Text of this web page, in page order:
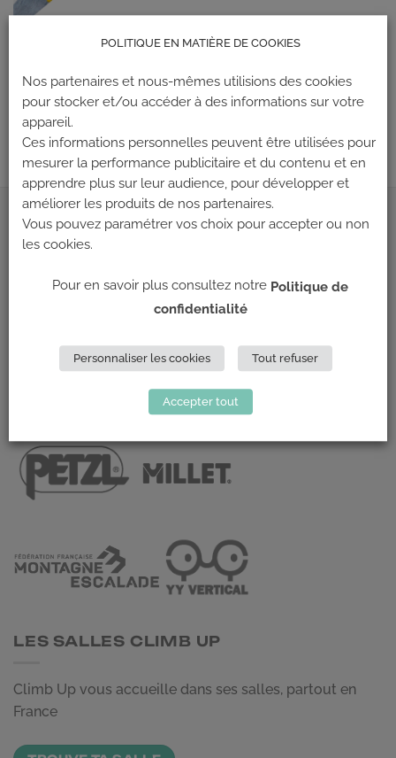
←Précédent
Suivant→
ADRESSE
148 Avenue Jean Jaurès
NOUS CONTACTER
LES PARTENAIRES
LES SALLES CLIMB UP
Climb Up vous accueille dans ses salles, partout en
France
POLITIQUE EN MATIÈRE DE COOKIES
Nos partenaires et nous-mêmes utilisions des cookies
pour stocker et/ou accéder à des informations sur votre
appareil.
Ces informations personnelles peuvent être utilisées pour
mesurer la performance publicitaire et du contenu et en
apprendre plus sur leur audience, pour développer et
améliorer les produits de nos partenaires.
Vous pouvez paramétrer vos choix pour accepter ou non
les cookies.
Pour en savoir plus consultez notre Politique de
confidentialité
Personnaliser les cookies Tout refuser
Accepter tout